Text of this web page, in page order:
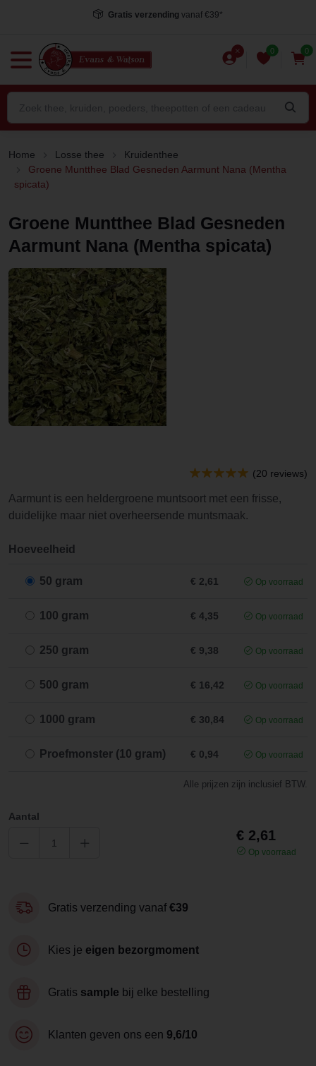
Voor 15.00 uur besteld , dezelfde dag verstuurd*
0 0
Home Losse thee
Kruidenthee
Groene Muntthee Blad Gesneden Aarmunt Nana (Mentha
spicata)
Groene Muntthee Blad Gesneden
Aarmunt Nana (Mentha spicata)
(20 reviews)
Aarmunt is een heldergroene muntsoort met een frisse,
duidelijke maar niet overheersende muntsmaak.
Hoeveelheid
50 gram € 2,61 Op voorraad
100 gram € 4,35 Op voorraad
250 gram € 9,38 Op voorraad
500 gram € 16,42 Op voorraad
1000 gram € 30,84 Op voorraad
Proefmonster (10 gram) € 0,94 Op voorraad
Alle prijzen zijn inclusief BTW.
Aantal
€ 2,61
Op voorraad
Gratis verzending vanaf €39
Kies je eigen bezorgmoment
Gratis sample bij elke bestelling
Klanten geven ons een 9,6/10